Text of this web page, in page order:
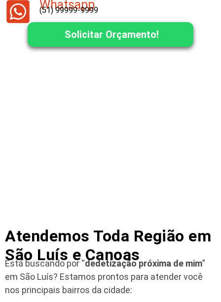
Whatsapp
(51) 99999-9999
Solicitar Orçamento!
Atendemos Toda Região em
São Luís e Canoas
Está buscando por “dedetização próxima de mim”
em São Luís? Estamos prontos para atender você
nos principais bairros da cidade: